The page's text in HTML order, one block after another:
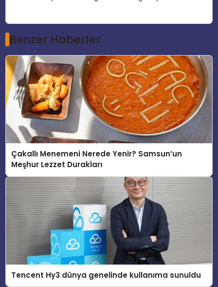
Benzer Haberler
Çakallı Menemeni Nerede Yenir? Samsun’un
Meşhur Lezzet Durakları
Tencent Hy3 dünya genelinde kullanıma sunuldu